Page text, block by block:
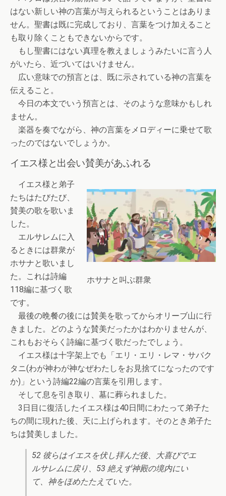
はない新しい神の言葉が与えられるということはありま
せん。聖書は既に完成しており、言葉をつけ加えること
も取り除くこともできないからです。
もし聖書にはない真理を教えましょうみたいに言う人
がいたら、近づいてはいけません。
広い意味での預言とは、既に示されている神の言葉を
伝えること。
今日の本文でいう預言とは、そのような意味かもしれ
ません。
楽器を奏でながら、神の言葉をメロディーに乗せて歌
ったのではないでしょうか。
イエス様と出会い賛美があふれる
ホサナと叫ぶ群衆
イエス様と弟子
たちはたびたび、
賛美の歌を歌いま
した。
エルサレムに入
るときには群衆が
ホサナと歌いまし
た。これは詩編
118編に基づく歌
です。
最後の晩餐の後には賛美を歌ってからオリーブ山に行
きました。どのような賛美だったかはわかりませんが、
これもおそらく詩編に基づく歌だったでしょう。
イエス様は十字架上でも「エリ・エリ・レマ・サバク
タニ(わが神わが神なぜわたしをお見捨てになったのです
か)」という詩編22編の言葉を引用します。
そして息を引き取り、墓に葬られました。
3日目に復活したイエス様は40日間にわたって弟子た
ちの間に現れた後、天に上げられます。そのとき弟子た
ちは賛美しました。
52 彼らはイエスを伏し拝んだ後、大喜びでエ
ルサレムに戻り、53 絶えず神殿の境内にい
て、神をほめたたえていた。